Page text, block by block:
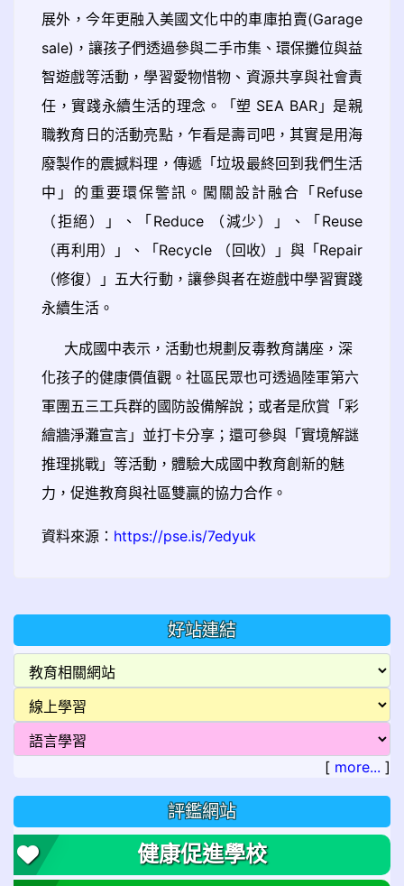
展外，今年更融入美國文化中的車庫拍賣(Garage
sale)，讓孩子們透過參與二手市集、環保攤位與益
智遊戲等活動，學習愛物惜物、資源共享與社會責
任，實踐永續生活的理念。「塑 SEA BAR」是親
職教育日的活動亮點，乍看是壽司吧，其實是用海
廢製作的震撼料理，傳遞「垃圾最終回到我們生活
中」的重要環保警訊。闖關設計融合「Refuse
（拒絕）」、「Reduce （減少）」、「Reuse
（再利用）」、「Recycle （回收）」與「Repair
（修復）」五大行動，讓參與者在遊戲中學習實踐
永續生活。
大成國中表示，活動也規劃反毒教育講座，深
化孩子的健康價值觀。社區民眾也可透過陸軍第六
軍團五三工兵群的國防設備解說；或者是欣賞「彩
繪牆淨灘宣言」並打卡分享；還可參與「實境解謎
推理挑戰」等活動，體驗大成國中教育創新的魅
力，促進教育與社區雙贏的協力合作。
資料來源： https://pse.is/7edyuk
好站連結
[ more... ]
評鑑網站
健康促進學校